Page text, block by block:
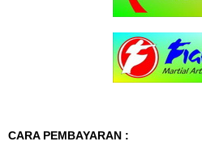
CARA PEMBAYARAN :